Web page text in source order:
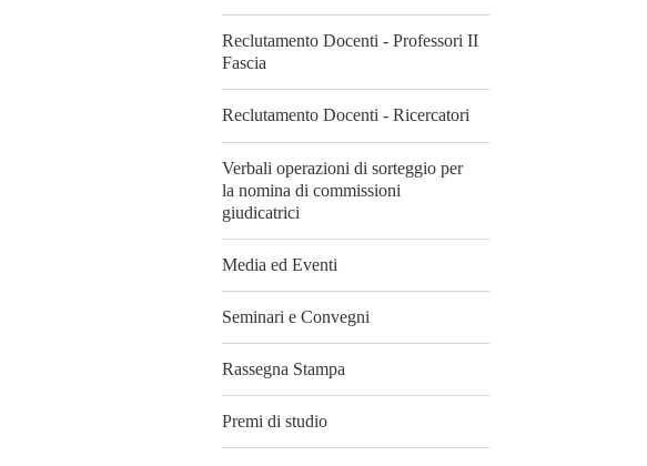
Reclutamento Docenti - Professori II
Fascia
Reclutamento Docenti - Ricercatori
Verbali operazioni di sorteggio per
la nomina di commissioni
giudicatrici
Media ed Eventi
Seminari e Convegni
Rassegna Stampa
Premi di studio